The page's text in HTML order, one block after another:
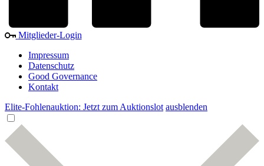
Mitglieder-Login
Impressum
Datenschutz
Good Governance
Kontakt
Elite-Fohlenauktion: Jetzt zum Auktionslot ausblenden